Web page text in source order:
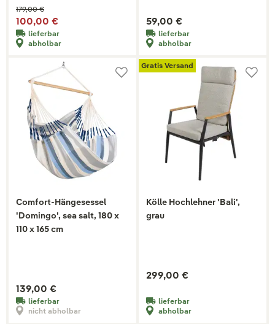
179,00 €
100,00 €
lieferbar
abholbar
59,00 €
lieferbar
abholbar
Comfort-Hängesessel
'Domingo', sea salt, 180 x
110 x 165 cm
139,00 €
lieferbar
nicht abholbar
Gratis Versand
Kölle Hochlehner 'Bali',
grau
299,00 €
lieferbar
abholbar